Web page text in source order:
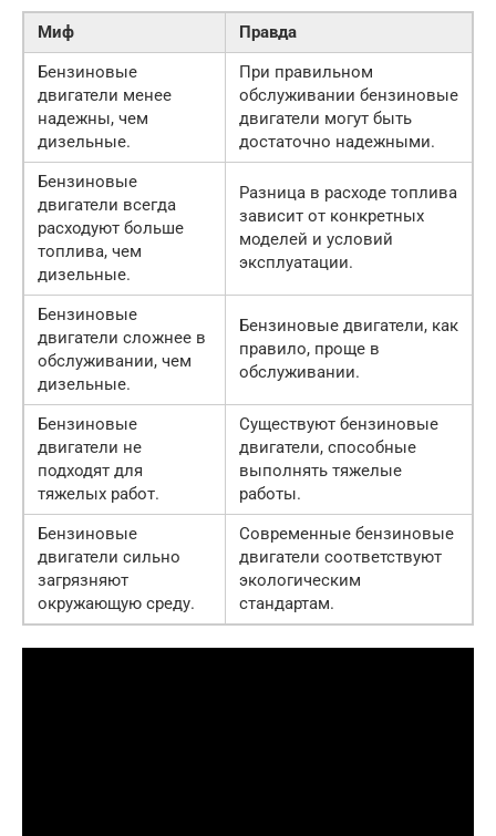
Миф
Правда
Бензиновые
двигатели менее
надежны, чем
дизельные.
При правильном
обслуживании бензиновые
двигатели могут быть
достаточно надежными.
Бензиновые
двигатели всегда
расходуют больше
топлива, чем
дизельные.
Разница в расходе топлива
зависит от конкретных
моделей и условий
эксплуатации.
Бензиновые
двигатели сложнее в
обслуживании, чем
дизельные.
Бензиновые двигатели, как
правило, проще в
обслуживании.
Бензиновые
двигатели не
подходят для
тяжелых работ.
Существуют бензиновые
двигатели, способные
выполнять тяжелые
работы.
Бензиновые
двигатели сильно
загрязняют
окружающую среду.
Современные бензиновые
двигатели соответствуют
экологическим
стандартам.